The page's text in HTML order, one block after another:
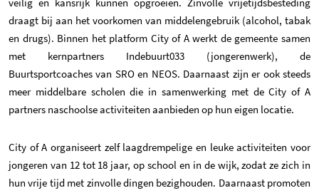
draagt bij aan het voorkomen van middelengebruik (alcohol, tabak
en drugs). Binnen het platform City of A werkt de gemeente samen
met kernpartners Indebuurt033 (jongerenwerk), de
Buurtsportcoaches van SRO en NEOS. Daarnaast zijn er ook steeds
meer middelbare scholen die in samenwerking met de City of A
partners naschoolse activiteiten aanbieden op hun eigen locatie.
City of A organiseert zelf laagdrempelige en leuke activiteiten voor
jongeren van 12 tot 18 jaar, op school en in de wijk, zodat ze zich in
hun vrije tijd met zinvolle dingen bezighouden. Daarnaast promoten